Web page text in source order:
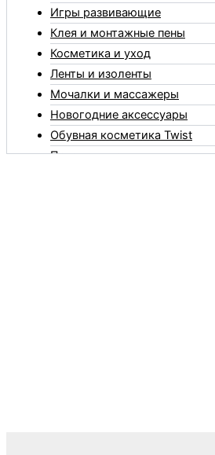
Игры развивающие
Клея и монтажные пены
Косметика и уход
Ленты и изоленты
Мочалки и массажеры
Новогодние аксессуары
Обувная косметика Twist
Пакеты и мешки